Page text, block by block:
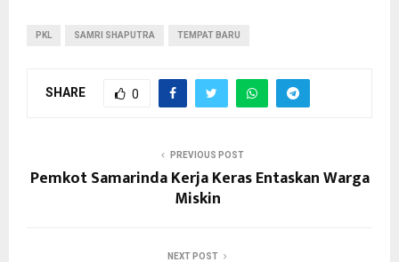
PKL SAMRI SHAPUTRA TEMPAT BARU
SHARE 0
PREVIOUS POST
Pemkot Samarinda Kerja Keras Entaskan Warga
Miskin
NEXT POST